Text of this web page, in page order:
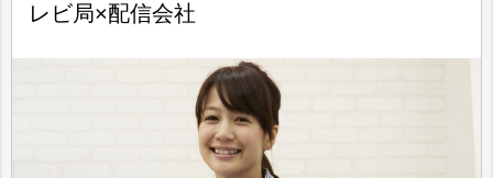
レビ局×配信会社